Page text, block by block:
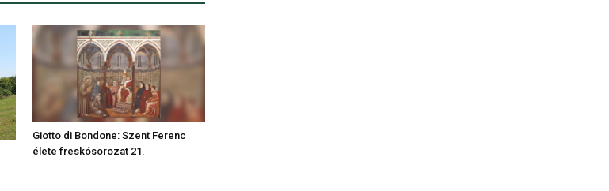
Giotto di Bondone: Szent Ferenc
élete freskósorozat 21.